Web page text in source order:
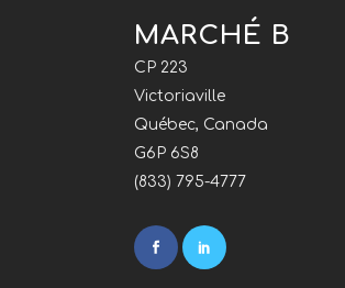
MARCHÉ B
CP 223
Victoriaville
Québec, Canada
G6P 6S8
(833) 795-4777